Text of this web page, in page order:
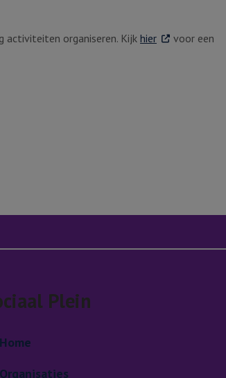
activiteiten organiseren. Kijk hier. Externe link
voor een
Plein
Home
Organisaties